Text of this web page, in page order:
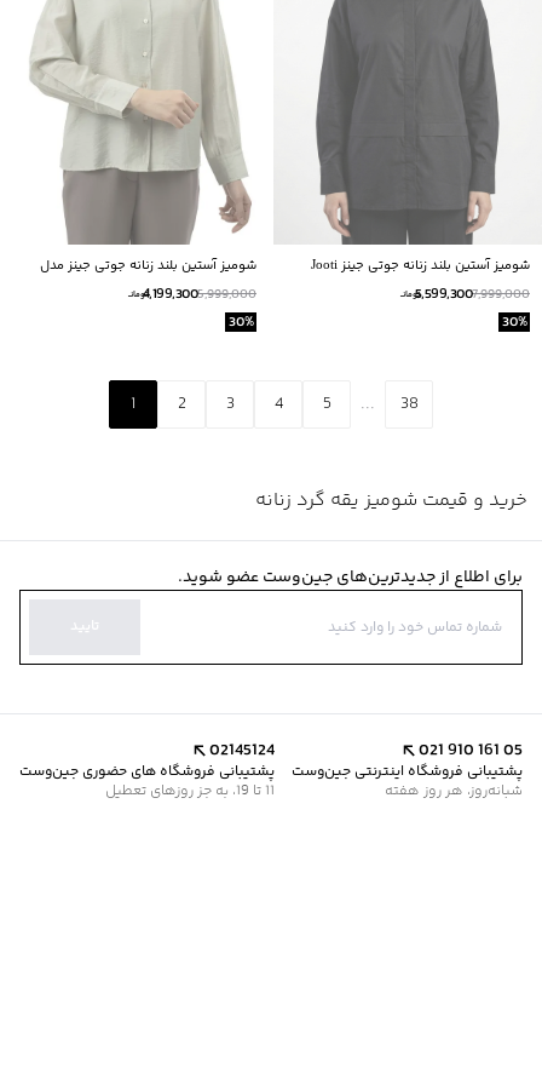
شومیز آستین بلند زنانه جوتی جینز Jooti
Jeans کد 51731656
7,999,000
5,599,300تومانــ
30%
شومیز آستین بلند زنانه جوتی جینز مدل
51731321
5,999,000
4,199,300تومانــ
30%
1 2 3 4 5 ... 38
خرید و قیمت شومیز یقه گرد زنانه
برای اطلاع از جدیدترین‌های جین‌وست عضو شوید.
تایید
021 910 161 05
پشتیبانی فروشگاه اینترنتی جین‌وست
شبانه‌روز، هر روز هفته
02145124
پشتیبانی فروشگاه های حضوری جین‌وست
11 تا 19، به جز روزهای تعطیل